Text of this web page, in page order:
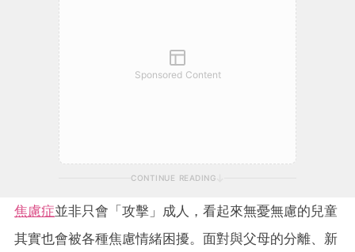
Sponsored Content
CONTINUE READING
焦慮症並非只會「攻擊」成人，看起來無憂無慮的兒童
其實也會被各種焦慮情緒困擾。面對與父母的分離、新